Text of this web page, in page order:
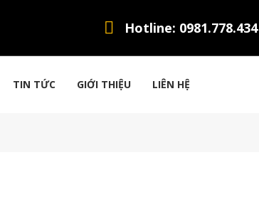
Hotline: 0981.778.434
TIN TỨC GIỚI THIỆU LIÊN HỆ